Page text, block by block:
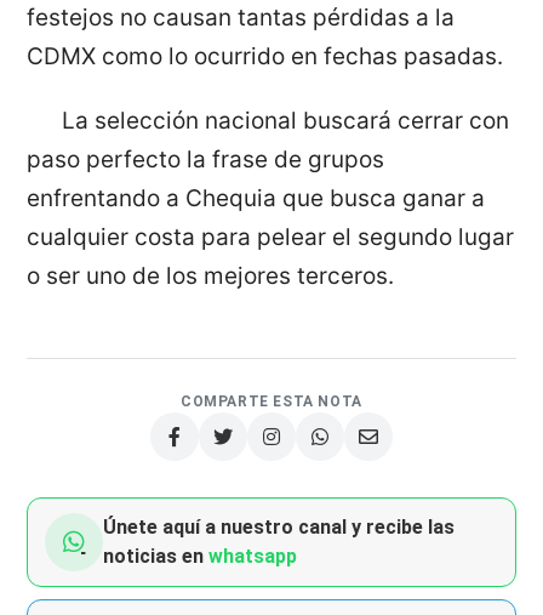
festejos no causan tantas pérdidas a la
CDMX como lo ocurrido en fechas pasadas.
La selección nacional buscará cerrar con
paso perfecto la frase de grupos
enfrentando a Chequia que busca ganar a
cualquier costa para pelear el segundo lugar
o ser uno de los mejores terceros.
COMPARTE ESTA NOTA
Únete aquí a nuestro canal y recibe las
noticias enwhatsapp